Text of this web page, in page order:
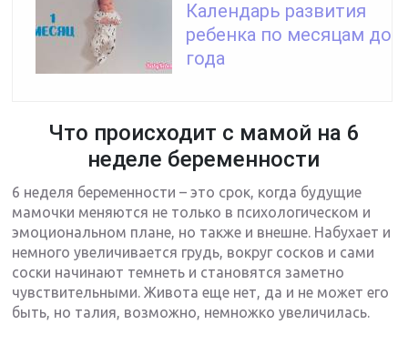
Календарь развития
ребенка по месяцам до
года
Что происходит с мамой на 6
неделе беременности
6 неделя беременности – это срок, когда будущие
мамочки меняются не только в психологическом и
эмоциональном плане, но также и внешне. Набухает и
немного увеличивается грудь, вокруг сосков и сами
соски начинают темнеть и становятся заметно
чувствительными. Живота еще нет, да и не может его
быть, но талия, возможно, немножко увеличилась.